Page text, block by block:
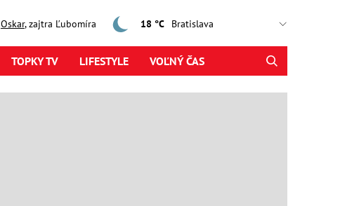
Oskar, zajtra Ľubomíra 18 °C
TOPKY TV LIFESTYLE VOĽNÝ ČAS